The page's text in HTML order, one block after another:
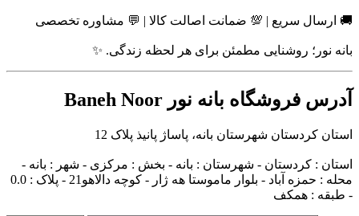
🚚 ارسال سریع | 💯 ضمانت اصالت کالا | 💬 مشاوره تخصصی
بانه نور؛ روشنایی مطمئن برای هر لحظه زندگی. ✨
آدرس فروشگاه بانه نور Baneh Noor
استان کردستان شهرستان بانه، پاساژ پانیذ پلاک 12
استان : کردستان - شهرستان : بانه - بخش : مرکزی - شهر : بانه -
محله : حمزه آباد - بلوار ماموستا هه ژار - کوچه دالاهو21 - پلاک : 0.0
- طبقه : همکف